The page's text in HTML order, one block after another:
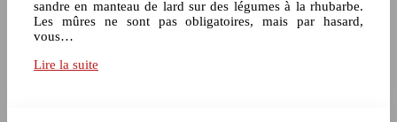
sandre en manteau de lard sur des légumes à la rhubarbe.
Les mûres ne sont pas obligatoires, mais par hasard,
vous…
Lire la suite